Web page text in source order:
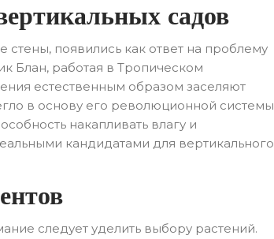
садов
появились как ответ на проблему
Блан, работая в Тропическом
естественным образом заселяют
в основу его революционной системы
накапливать влагу и
кандидатами для вертикального
следует уделить выбору растений.